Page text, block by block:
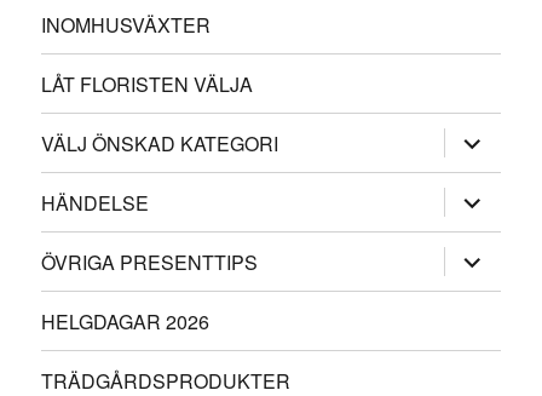
INOMHUSVÄXTER
LÅT FLORISTEN VÄLJA
VÄLJ ÖNSKAD KATEGORI
HÄNDELSE
ÖVRIGA PRESENTTIPS
HELGDAGAR 2026
TRÄDGÅRDSPRODUKTER